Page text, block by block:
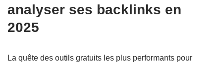
analyser ses backlinks en
2025
La quête des outils gratuits les plus performants pour